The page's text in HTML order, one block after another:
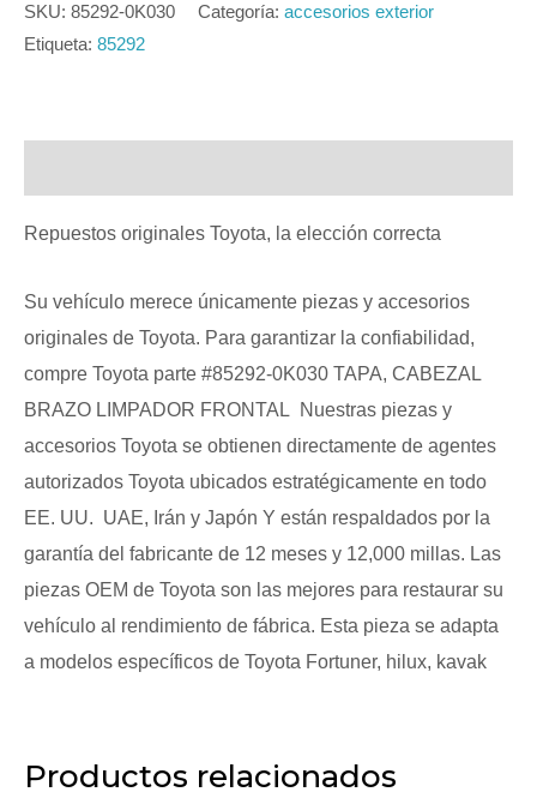
SKU: 85292-0K030 Categoría: accesorios exterior
Etiqueta: 85292
Repuestos originales Toyota, la elección correcta
Su vehículo merece únicamente piezas y accesorios
originales de Toyota. Para garantizar la confiabilidad,
compre Toyota parte #85292-0K030 TAPA, CABEZAL
BRAZO LIMPADOR FRONTAL Nuestras piezas y
accesorios Toyota se obtienen directamente de agentes
autorizados Toyota ubicados estratégicamente en todo
EE. UU. UAE, Irán y Japón Y están respaldados por la
garantía del fabricante de 12 meses y 12,000 millas. Las
piezas OEM de Toyota son las mejores para restaurar su
vehículo al rendimiento de fábrica. Esta pieza se adapta
a modelos específicos de Toyota Fortuner, hilux, kavak
Productos relacionados